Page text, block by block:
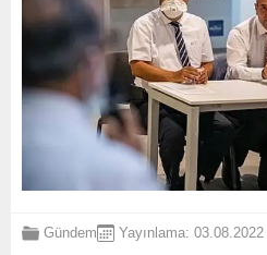
Gündem Yayınlama: 03.08.2022